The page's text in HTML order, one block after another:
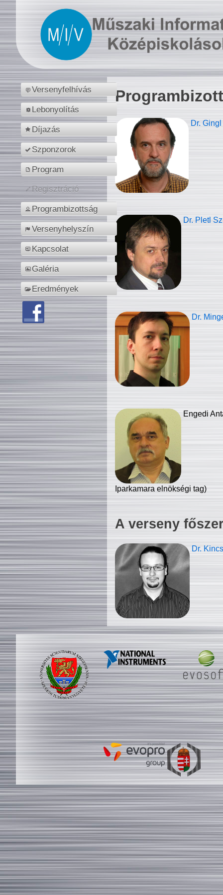
Versenyfelhívás
Lebonyolítás
Díjazás
Szponzorok
Program
Regisztráció
Programbizottság
Versenyhelyszín
Kapcsolat
Galéria
Eredmények
Dr.
Dr. Pletl
Dr.
Engedi
Iparkamara elnökségi tag)
A verseny
Dr.